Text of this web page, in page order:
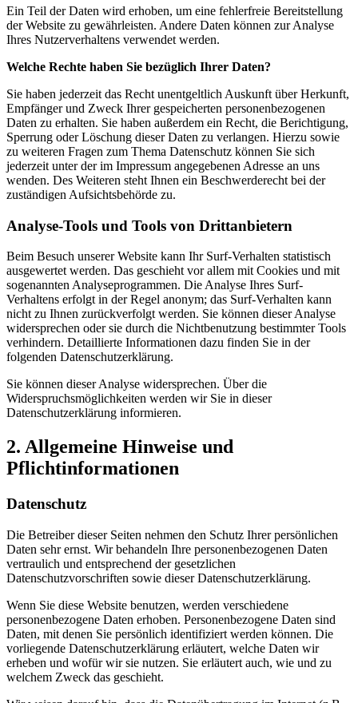
Ein Teil der Daten wird erhoben, um eine fehlerfreie Bereitstellung
der Website zu gewährleisten. Andere Daten können zur Analyse
Ihres Nutzerverhaltens verwendet werden.
Welche Rechte haben Sie bezüglich Ihrer Daten?
Sie haben jederzeit das Recht unentgeltlich Auskunft über Herkunft,
Empfänger und Zweck Ihrer gespeicherten personenbezogenen
Daten zu erhalten. Sie haben außerdem ein Recht, die Berichtigung,
Sperrung oder Löschung dieser Daten zu verlangen. Hierzu sowie
zu weiteren Fragen zum Thema Datenschutz können Sie sich
jederzeit unter der im Impressum angegebenen Adresse an uns
wenden. Des Weiteren steht Ihnen ein Beschwerderecht bei der
zuständigen Aufsichtsbehörde zu.
Analyse-Tools und Tools von Drittanbietern
Beim Besuch unserer Website kann Ihr Surf-Verhalten statistisch
ausgewertet werden. Das geschieht vor allem mit Cookies und mit
sogenannten Analyseprogrammen. Die Analyse Ihres Surf-
Verhaltens erfolgt in der Regel anonym; das Surf-Verhalten kann
nicht zu Ihnen zurückverfolgt werden. Sie können dieser Analyse
widersprechen oder sie durch die Nichtbenutzung bestimmter Tools
verhindern. Detaillierte Informationen dazu finden Sie in der
folgenden Datenschutzerklärung.
Sie können dieser Analyse widersprechen. Über die
Widerspruchsmöglichkeiten werden wir Sie in dieser
Datenschutzerklärung informieren.
2. Allgemeine Hinweise und
Pflichtinformationen
Datenschutz
Die Betreiber dieser Seiten nehmen den Schutz Ihrer persönlichen
Daten sehr ernst. Wir behandeln Ihre personenbezogenen Daten
vertraulich und entsprechend der gesetzlichen
Datenschutzvorschriften sowie dieser Datenschutzerklärung.
Wenn Sie diese Website benutzen, werden verschiedene
personenbezogene Daten erhoben. Personenbezogene Daten sind
Daten, mit denen Sie persönlich identifiziert werden können. Die
vorliegende Datenschutzerklärung erläutert, welche Daten wir
erheben und wofür wir sie nutzen. Sie erläutert auch, wie und zu
welchem Zweck das geschieht.